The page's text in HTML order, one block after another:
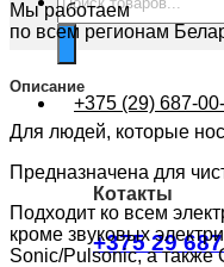
товаров
+375 (29) 687-
Котакты
+375 29
Мы работаем
по всем регионам
Описание
Для людей, которые
Предназначена для
Подходит ко всем
кроме звуковых
Sonic/Pulsonic, а также